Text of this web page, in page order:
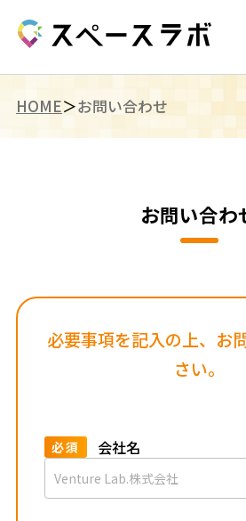
HOME お問い合わせ
お問い合わ
必要事項を記入の上、お
さい。
必須 会社名